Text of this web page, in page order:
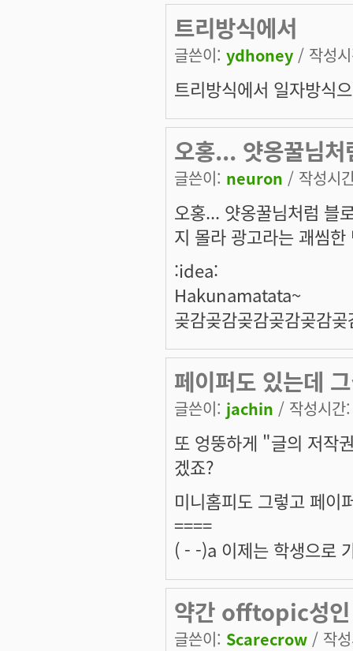
트리방식에서
글쓴이: ydhoney / 작성
트리방식에서 일자방식
오홍... 얏옹꿀님처
글쓴이: neuron / 작성시
오홍... 얏옹꿀님처럼 블
지 몰라 광고라는 괘씸
:idea:
Hakunamatata~
곶감곶감곶감곶감곶감
페이퍼도 있는데
글쓴이: jachin / 작성시
또 엉뚱하게 "글의 저작
겠죠?
미니홈피도 그렇고 페이
====
( - -)a 이제는 학생으로
약간 offtopic성인
글쓴이: Scarecrow / 작